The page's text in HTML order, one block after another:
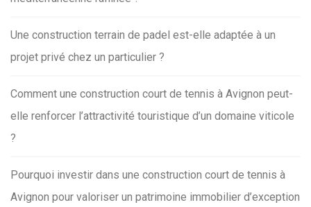
Une construction terrain de padel est-elle adaptée à un
projet privé chez un particulier ?
Comment une construction court de tennis à Avignon peut-
elle renforcer l’attractivité touristique d’un domaine viticole
?
Pourquoi investir dans une construction court de tennis à
Avignon pour valoriser un patrimoine immobilier d’exception